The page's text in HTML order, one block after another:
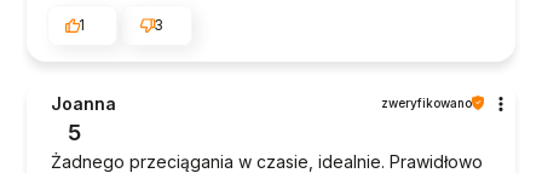
1
3
Joanna zweryfikowano
5
Żadnego przeciągania w czasie, idealnie. Prawidłowo